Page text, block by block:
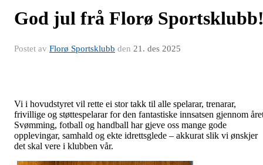
God jul frå Florø
Postet av Florø Sportsklubb den 21. des 2025
Vi i hovudstyret vil rette ei stor takk til alle spelarar, trenarar,
frivillige og støttespelarar for den fantastiske innsatsen gjennom
Svømming, fotball og handball har gjeve oss mange gode
opplevingar, samhald og ekte idrettsglede – akkurat slik vi ønskjer
det skal vere i klubben vår.